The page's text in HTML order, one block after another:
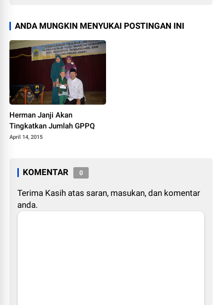
ANDA MUNGKIN MENYUKAI POSTINGAN INI
Herman Janji Akan
Tingkatkan Jumlah GPPQ
April 14, 2015
KOMENTAR 0
Terima Kasih atas saran, masukan, dan komentar
anda.